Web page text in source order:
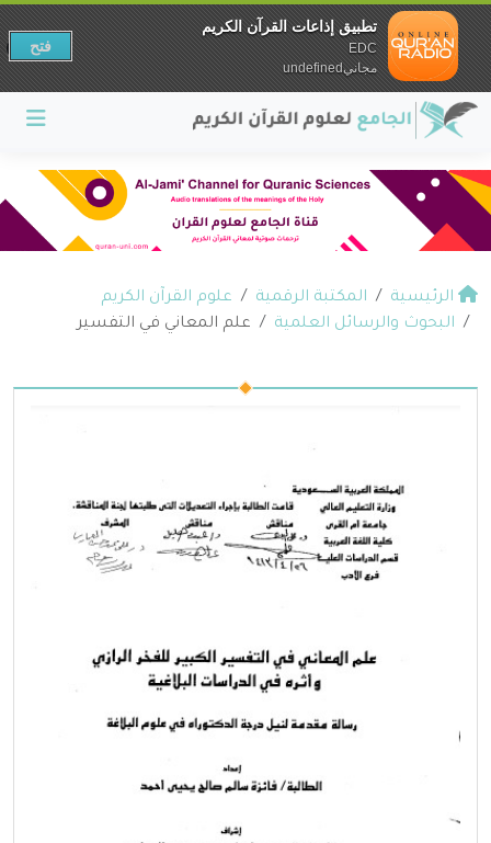
الرئيسية المكتبة الرقمية
علوم القرآن الكريم
البحوث والرسائل العلمية
علم المعاني في التفسير
تطبيق إذاعات القرآن الكريم
EDC
مجانيundefined
فتح